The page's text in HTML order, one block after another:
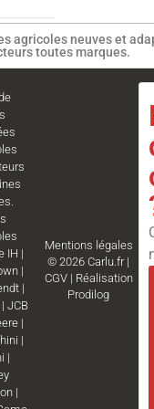
agricoles neuves et
toutes marques.
IH |
|
|
JCB
|
|
|
|
Mentions légales
© 2026 Carlu.fr |
CGV| Réalisation
Prodilog